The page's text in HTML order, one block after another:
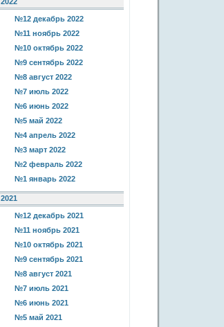
№12 декабрь 2022
№11 ноябрь 2022
№10 октябрь 2022
№9 сентябрь 2022
№8 август 2022
№7 июль 2022
№6 июнь 2022
№5 май 2022
№4 апрель 2022
№3 март 2022
№2 февраль 2022
№1 январь 2022
2021
№12 декабрь 2021
№11 ноябрь 2021
№10 октябрь 2021
№9 сентябрь 2021
№8 август 2021
№7 июль 2021
№6 июнь 2021
№5 май 2021